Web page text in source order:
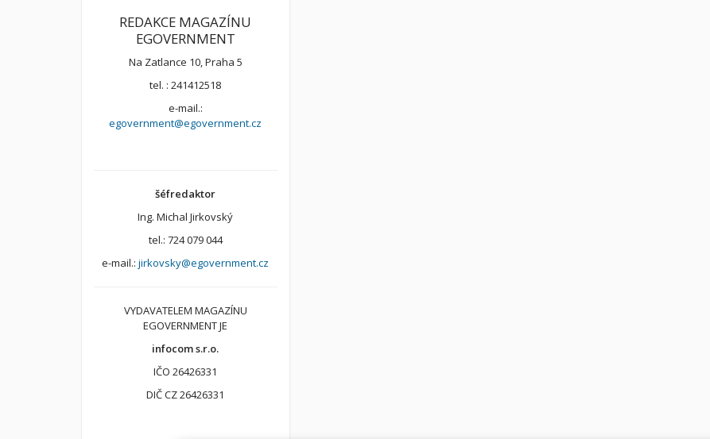
REDAKCE MAGAZÍNU
EGOVERNMENT
Na Zatlance 10, Praha 5
tel. : 241412518
e-mail.:
egovernment@egovernment.cz
šéfredaktor
Ing. Michal Jirkovský
tel.: 724 079 044
e-mail.:jirkovsky@egovernment.cz
VYDAVATELEM MAGAZÍNU
EGOVERNMENT JE
infocom s.r.o.
IČO 26426331
DIČ CZ 26426331